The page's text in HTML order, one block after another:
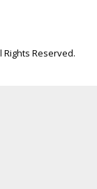
Rights Reserved.